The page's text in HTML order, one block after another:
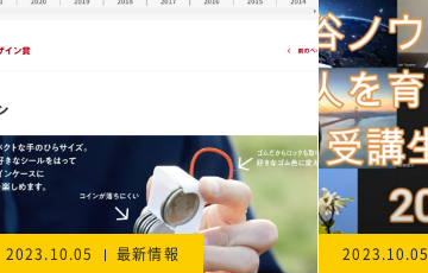
2023.10.05 最新情報 2023.10.05